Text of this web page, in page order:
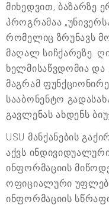
მიხედვით, ბაზარზე
პროგრამაა
რომელიც ზრუნავს
მაღალ სიჩქარეზე.
ხელმისაწვდომია და
მაგრამ
სააბონენტო
გავლენას ახდენს
USU მანქანების
აქვს
ინფორმაციის
ოფიციალური
ინფორმაციის